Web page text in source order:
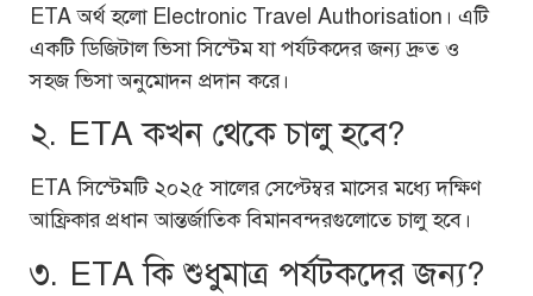
ETA অর্থ হলো Electronic Travel Authorisation। এটি
একটি ডিজিটাল ভিসা সিস্টেম যা পর্যটকদের জন্য দ্রুত ও
সহজ ভিসা অনুমোদন প্রদান করে।
২. ETA কখন থেকে চালু হবে?
ETA সিস্টেমটি ২০২৫ সালের সেপ্টেম্বর মাসের মধ্যে দক্ষিণ
আফ্রিকার প্রধান আন্তর্জাতিক বিমানবন্দরগুলোতে চালু হবে।
৩. ETA কি শুধুমাত্র পর্যটকদের জন্য?